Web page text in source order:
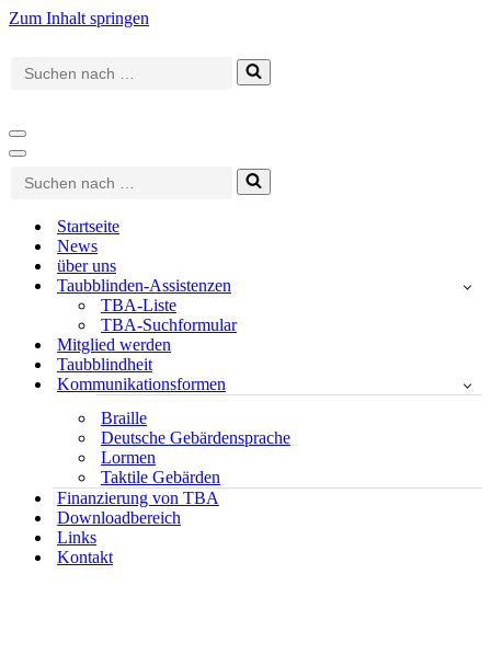
Zum Inhalt springen
Suchen
nach …
Navigationsmenü
Navigationsmenü
Suchen
nach …
Startseite
News
über uns
Taubblinden-Assistenzen
TBA-Liste
TBA-Suchformular
Mitglied werden
Taubblindheit
Kommunikationsformen
Braille
Deutsche Gebärdensprache
Lormen
Taktile Gebärden
Finanzierung von TBA
Downloadbereich
Links
Kontakt